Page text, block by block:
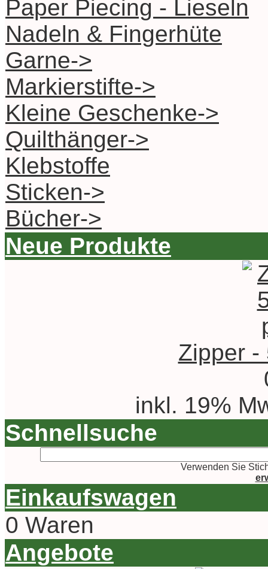
Paper Piecing - Lieseln
Nadeln & Fingerhüte
Garne->
Markierstifte->
Kleine Geschenke->
Quilthänger->
Klebstoffe
Sticken->
Bücher->
Neue Produkte
Zipper -
inkl. 19%
Schnellsuche
Verwenden Sie
Einkaufswagen
0 Waren
Angebote